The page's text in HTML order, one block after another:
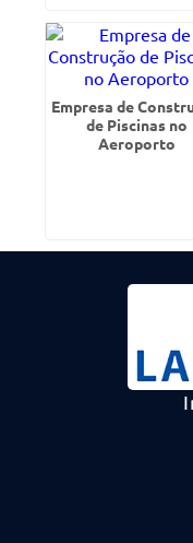
Empresa de
de Piscinas no
Aeroporto